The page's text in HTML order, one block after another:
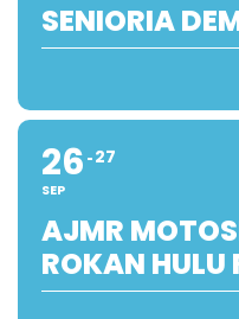
SENIORIA
26
SEP
27
AJMR
ROKAN HULU